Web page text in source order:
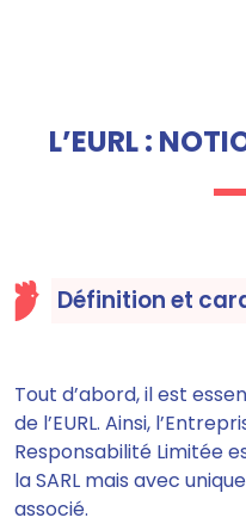
L’EURL :
Définition et
Tout d’abord, il est
de l’EURL. Ainsi,
Responsabilité Limitée
la SARL mais avec
associé.